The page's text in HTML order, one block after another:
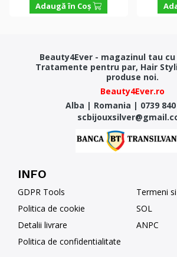
Adaugă în Coş
Beauty4Ever - magazinul tau
Tratamente pentru par, Hair
produse noi.
Beauty4Ever.ro
Alba | Romania | 0739
INFO
GDPR Tools
Politica de cookie
Detalii livrare
Politica de confidentialitate
Termeni
SOL
ANPC